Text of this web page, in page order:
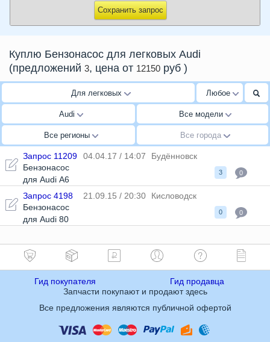
Сохранить запрос
Куплю Бензонасос для легковых Audi
(предложений 3, цена от 12150 руб )
Для легковых Любое
Audi Все модели
Все регионы Все города
Запрос 11209 04.04.17 / 14:07
Будённовск
Бензонасос
для Audi A6
3 0
Запрос 4198 21.09.15 / 20:30
Кисловодск
Бензонасос
для Audi 80
0 0
Гид покупателя
Гид продавца
Запчасти покупают и продают здесь
Все предложения являются публичной офертой